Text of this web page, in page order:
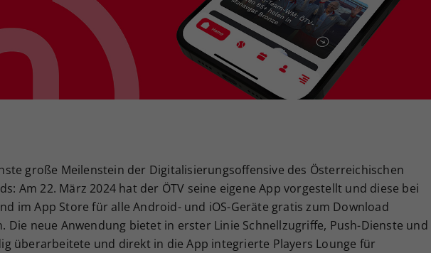
große Meilenstein der Digitalisierungsoffensive des Österreichischen
Am 22. März 2024 hat der ÖTV seine eigene App vorgestellt und diese bei
im App Store für alle Android- und iOS-Geräte gratis zum Download
Die neue Anwendung bietet in erster Linie Schnellzugriffe, Push-Dienste und
überarbeitete und direkt in die App integrierte Players Lounge für
Ihrer vorgenommen Einstellungen, falls der
Webseiten-Betreiber dies eingestellt hat.